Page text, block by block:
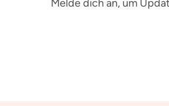
Melde dich an, um